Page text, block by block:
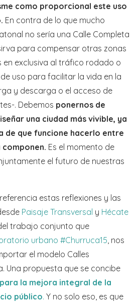
como proporcional este uso
En contra de lo que mucho
no sería una Calle Completa
para compensar otras zonas
en exclusiva al tráfico rodado o
uso para facilitar la vida en la
y descarga o el acceso de
. Debemos ponernos de
una ciudad más vivible, ya
de que funcione hacerlo entre
componen. Es el momento de
el futuro de nuestras
estas reflexiones y las
Paisaje Transversal y Hécate
trabajo conjunto que
urbano #Churruca15 , nos
el modelo Calles
Una propuesta que se concibe
la mejora integral de la
público. Y no solo eso, es que